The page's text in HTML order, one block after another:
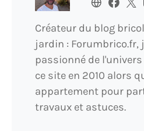
Créateur du blog
jardin : Forumbrico.fr,
passionné de l'univers
ce site en 2010 alors
appartement pour
travaux et astuces.